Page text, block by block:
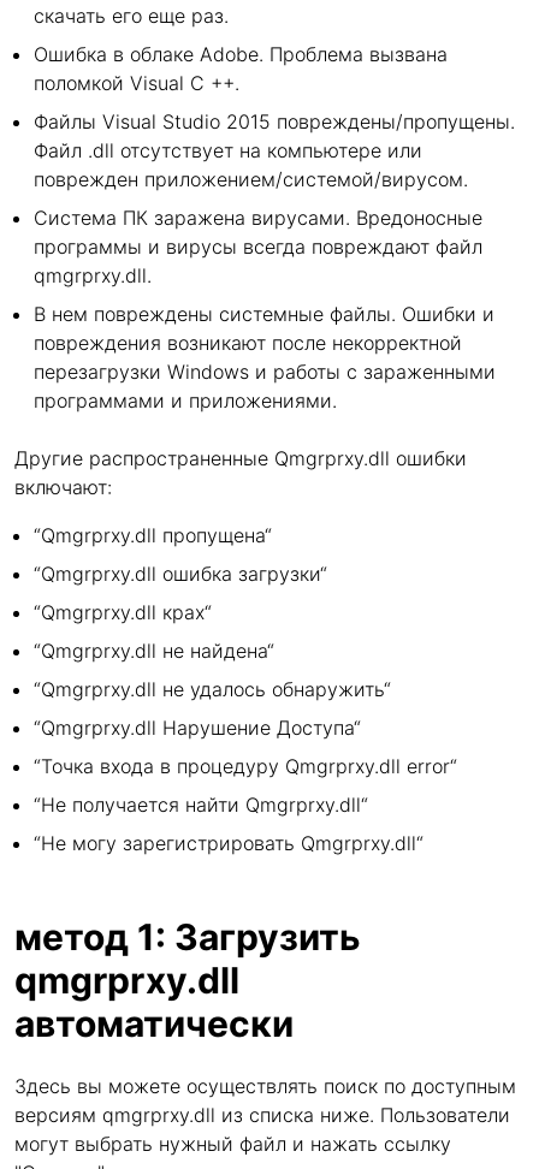
скачать его еще раз.
Ошибка в облаке Adobe. Проблема вызвана
поломкой Visual C ++.
Файлы Visual Studio 2015 повреждены/пропущены.
Файл .dll отсутствует на компьютере или
поврежден приложением/системой/вирусом.
Система ПК заражена вирусами. Вредоносные
программы и вирусы всегда повреждают файл
qmgrprxy.dll.
В нем повреждены системные файлы. Ошибки и
повреждения возникают после некорректной
перезагрузки Windows и работы с зараженными
программами и приложениями.
Другие распространенные Qmgrprxy.dll ошибки
включают:
“Qmgrprxy.dll пропущена“
“Qmgrprxy.dll ошибка загрузки“
“Qmgrprxy.dll крах“
“Qmgrprxy.dll не найдена“
“Qmgrprxy.dll не удалось обнаружить“
“Qmgrprxy.dll Нарушение Доступа“
“Точка входа в процедуру Qmgrprxy.dll error“
“Не получается найти Qmgrprxy.dll“
“Не могу зарегистрировать Qmgrprxy.dll“
метод 1: Загрузить
qmgrprxy.dll
автоматически
Здесь вы можете осуществлять поиск по доступным
версиям qmgrprxy.dll из списка ниже. Пользователи
могут выбрать нужный файл и нажать ссылку